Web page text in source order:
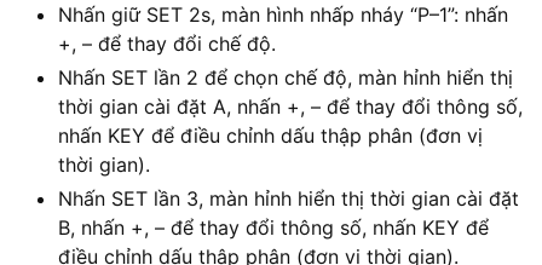
Nhấn giữ SET 2s, màn hình nhấp nháy “P–1”: nhấn
+, – để thay đổi chế độ.
Nhấn SET lần 2 để chọn chế độ, màn hỉnh hiển thị
thời gian cài đặt A, nhấn +, – để thay đổi thông số,
nhấn KEY để điều chỉnh dấu thập phân (đơn vị
thời gian).
Nhấn SET lần 3, màn hỉnh hiển thị thời gian cài đặt
B, nhấn +, – để thay đổi thông số, nhấn KEY để
điều chỉnh dấu thập phân (đơn vị thời gian).